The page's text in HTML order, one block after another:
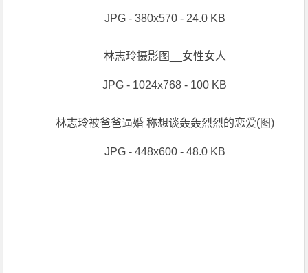
JPG - 380x570 - 24.0 KB
林志玲摄影图__女性女人
JPG - 1024x768 - 100 KB
林志玲被爸爸逼婚 称想谈轰轰烈烈的恋爱(图)
JPG - 448x600 - 48.0 KB